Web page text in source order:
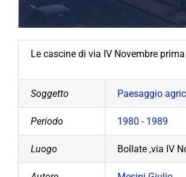
Le cascine di via IV Novembre
Soggetto Paesaggio
Periodo 1980 - 1989
Luogo Bollate ,via IV